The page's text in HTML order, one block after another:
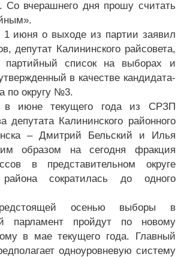
Со вчерашнего дня прошу считать
1 июня о выходе из партии заявил
депутат Калининского райсовета,
партийный список на выборах и
в качестве кандидата-
по округу №3.
в июне текущего года из СРЗП
Калининского районного
– Дмитрий Бельский и Илья
образом на сегодня фракция
в представительном округе
района сократилась до одного
осенью выборы в
парламент пройдут по новому
в мае текущего года. Главный
одноуровневую систему